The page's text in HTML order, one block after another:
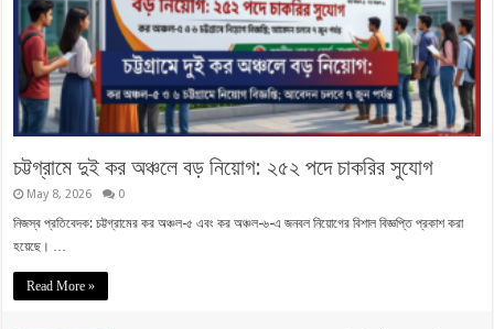
চট্টগ্রামে দুই কর অঞ্চলে বড় নিয়োগ: ২৫২ পদে চাকরির সুযোগ
May 8, 2026 0
নিজস্ব প্রতিবেদক: চট্টগ্রামের কর অঞ্চল-৫ এবং কর অঞ্চল-৬-এ জনবল নিয়োগের বিশাল বিজ্ঞপ্তি প্রকাশ করা
হয়েছে। …
Read More »